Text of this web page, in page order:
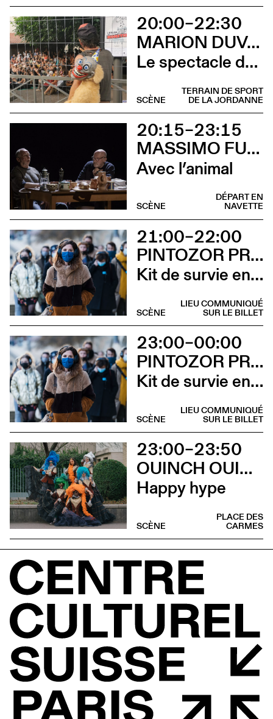
20:00–22:30
MARION DUVAL - CIE CHRIS CADILLAC
Le spectacle de merde
TERRAIN DE SPORT
DE LA JORDANNE
SCÈNE
20:15–23:15
MASSIMO FURLAN ET CLAIRE DE RIBAUPIERRE
Avec l’animal
DÉPART EN
NAVETTE
SCÈNE
21:00–22:00
PINTOZOR PROD. ET MARION THOMAS
Kit de survie en territoire masculiniste
LIEU COMMUNIQUÉ
SUR LE BILLET
SCÈNE
23:00–00:00
PINTOZOR PROD. ET MARION THOMAS
Kit de survie en territoire masculiniste
LIEU COMMUNIQUÉ
SUR LE BILLET
SCÈNE
23:00–23:50
OUINCH OUINCH X MULAH
Happy hype
PLACE DES
CARMES
SCÈNE